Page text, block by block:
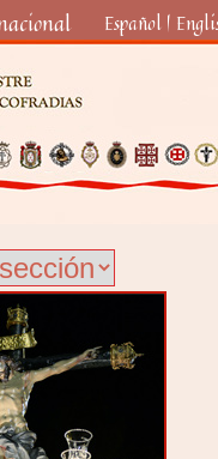
Español |